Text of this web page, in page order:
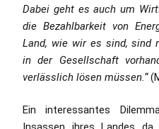
Dabei geht es auch um
die Bezahlbarkeit von
Land, wie wir es sind, sind
in der Gesellschaft
verlässlich lösen müssen.“
Ein interessantes